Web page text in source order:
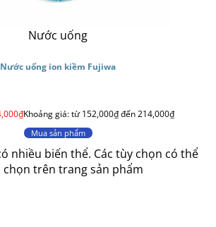
Nước uống
Nước uống ion kiềm Fujiwa
₫Khoảng giá: từ 152,000₫ đến 214,000₫
Mua sản phẩm
nhiều biến thể. Các tùy chọn có thể
trên trang sản phẩm